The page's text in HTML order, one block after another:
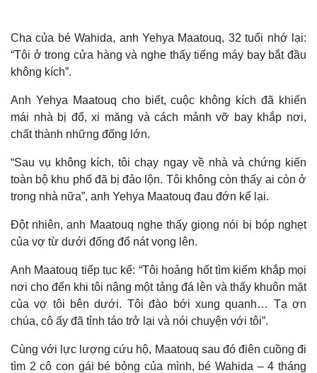
Cha của bé Wahida, anh Yehya Maatouq, 32 tuổi nhớ lại:
“Tôi ở trong cửa hàng và nghe thấy tiếng máy bay bắt đầu
không kích”.
Anh Yehya Maatouq cho biết, cuộc không kích đã khiến
mái nhà bị đổ, xi măng và cách mảnh vỡ bay khắp nơi,
chất thành những đống lớn.
“Sau vụ không kích, tôi chạy ngay về nhà và chứng kiến
toàn bộ khu phố đã bị đảo lộn. Tôi không còn thấy ai còn ở
trong nhà nữa”, anh Yehya Maatouq đau đớn kể lại.
Đột nhiên, anh Maatouq nghe thấy giọng nói bị bóp nghẹt
của vợ từ dưới đống đổ nát vọng lên.
Anh Maatouq tiếp tục kể: “Tôi hoảng hốt tìm kiếm khắp mọi
nơi cho đến khi tôi nâng một tảng đá lên và thấy khuôn mặt
của vợ tôi bên dưới. Tôi đào bới xung quanh… Tạ ơn
chúa, cô ấy đã tỉnh táo trở lại và nói chuyện với tôi”.
Cùng với lực lượng cứu hộ, Maatouq sau đó điên cuồng đi
tìm 2 cô con gái bé bỏng của mình, bé Wahida – 4 tháng